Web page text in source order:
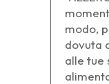
modo,
dovuta
alle tue